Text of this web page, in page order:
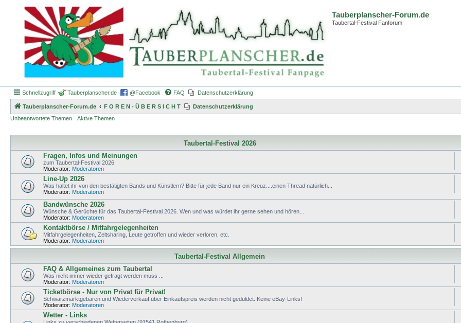
Tauberplanscher-Forum.de
Taubertal-Festival Fanforum
Schnellzugriff Tauberplanscher.de @Facebook FAQ Datenschutzerklärung
Tauberplanscher-Forum.de F O R E N - Ü B E R S I C H T
Datenschutzerklärung
Unbeantwortete Themen
Aktive Themen
Taubertal-Festival 2026
Fragen, Infos und Meinungen
zum Taubertal-Festival 2026
Moderator: Moderatoren
Line-Up 2026
Was haltet ihr von den bestätigten Bands und Künstlern? Bitte für jede Band nur ein Kreuz....einen Thread natürlich...
Moderator: Moderatoren
Bandwünsche 2026
Wünsche & Gerüchte für das Taubertal-Festival 2026. Wen und was würdet ihr gerne sehen und hören...
Moderator: Moderatoren
Kontaktbörse / Mitfahrgelegenheiten
Mitfahrgelegenheiten, Zeltsharing, Leute getroffen und wieder verloren, etc.
Moderator: Moderatoren
Taubertal-Festival Allgemein
FAQ & Allgemeines zum Taubertal
Was nicht immer wieder gefragt werden muss ...
Moderator: Moderatoren
Ticketbörse - Nur von Privat für Privat!
Schwarzmarktgebaren und Wiederverkauf über Einkaufspreis werden nicht geduldet. Keine eBay-Links!
Moderator: Moderatoren
Wetter - Links
Links zu verschiedenen Wetterseiten (91541 Rothenburg)